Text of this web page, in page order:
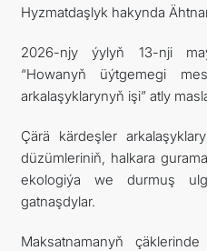
Hyzmatdaşlyk hakynda
2026-njy ýylyň 13-nji
“Howanyň üýtgemegi
arkalaşyklarynyň işi” atly
Çärä kärdeşler
düzümleriniň, halkara
ekologiýa we durmuş
gatnaşdylar.
Maksatnamanyň